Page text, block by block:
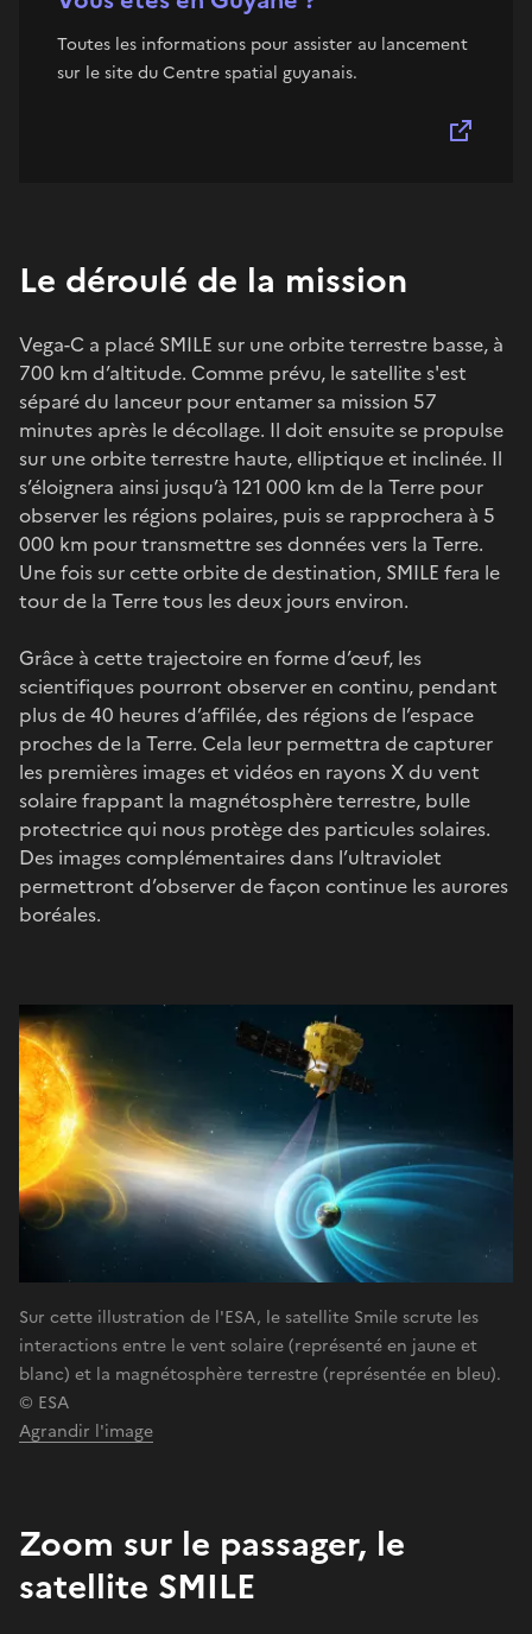
Toutes les informations pour assister au lancement
sur le site du Centre spatial guyanais.
Le déroulé de la mission
Vega-C a placé SMILE sur une orbite terrestre basse, à
700 km d’altitude. Comme prévu, le satellite s'est
séparé du lanceur pour entamer sa mission 57
minutes après le décollage. Il doit ensuite se propulse
sur une orbite terrestre haute, elliptique et inclinée. Il
s’éloignera ainsi jusqu’à 121 000 km de la Terre pour
observer les régions polaires, puis se rapprochera à 5
000 km pour transmettre ses données vers la Terre.
Une fois sur cette orbite de destination, SMILE fera le
tour de la Terre tous les deux jours environ.
Grâce à cette trajectoire en forme d’œuf, les
scientifiques pourront observer en continu, pendant
plus de 40 heures d’affilée, des régions de l’espace
proches de la Terre. Cela leur permettra de capturer
les premières images et vidéos en rayons X du vent
solaire frappant la magnétosphère terrestre, bulle
protectrice qui nous protège des particules solaires.
Des images complémentaires dans l’ultraviolet
permettront d’observer de façon continue les aurores
boréales.
Sur cette illustration de l'ESA, le satellite Smile scrute les
interactions entre le vent solaire (représenté en jaune et
blanc) et la magnétosphère terrestre (représentée en bleu).
© ESA
Agrandir l'image
Zoom sur le passager, le
satellite SMILE